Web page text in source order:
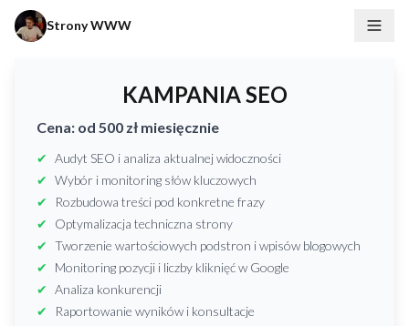
Strony WWW Menu
KAMPANIA SEO
Cena: od 500 zł miesięcznie
Audyt SEO i analiza aktualnej widoczności
Wybór i monitoring słów kluczowych
Rozbudowa treści pod konkretne frazy
Optymalizacja techniczna strony
Tworzenie wartościowych podstron i wpisów blogowych
Monitoring pozycji i liczby kliknięć w Google
Analiza konkurencji
Raportowanie wyników i konsultacje